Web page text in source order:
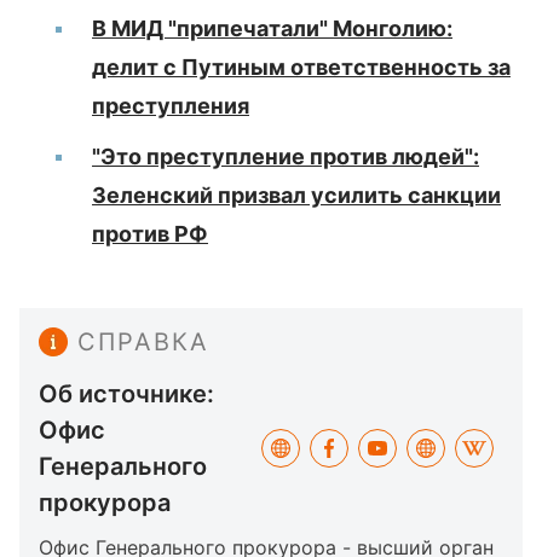
В МИД "припечатали" Монголию:
делит с Путиным ответственность за
преступления
"Это преступление против людей":
Зеленский призвал усилить санкции
против РФ
СПРАВКА
Об источнике:
Офис
Генерального
прокурора
Офис Генерального прокурора - высший орган